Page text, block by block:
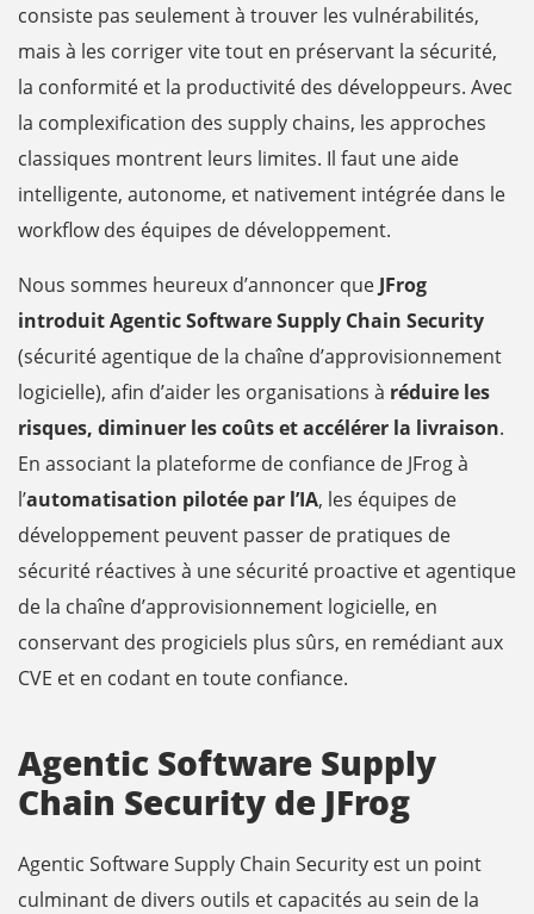
consiste pas seulement à trouver les vulnérabilités,
mais à les corriger vite tout en préservant la sécurité,
la conformité et la productivité des développeurs. Avec
la complexification des supply chains, les approches
classiques montrent leurs limites. Il faut une aide
intelligente, autonome, et nativement intégrée dans le
workflow des équipes de développement.
Nous sommes heureux d’annoncer que JFrog
introduit Agentic Software Supply Chain Security
(sécurité agentique de la chaîne d’approvisionnement
logicielle), afin d’aider les organisations à réduire les
risques, diminuer les coûts et accélérer la livraison.
En associant la plateforme de confiance de JFrog à
l’automatisation pilotée par l’IA, les équipes de
développement peuvent passer de pratiques de
sécurité réactives à une sécurité proactive et agentique
de la chaîne d’approvisionnement logicielle, en
conservant des progiciels plus sûrs, en remédiant aux
CVE et en codant en toute confiance.
Agentic Software Supply
Chain Security de JFrog
Agentic Software Supply Chain Security est un point
culminant de divers outils et capacités au sein de la